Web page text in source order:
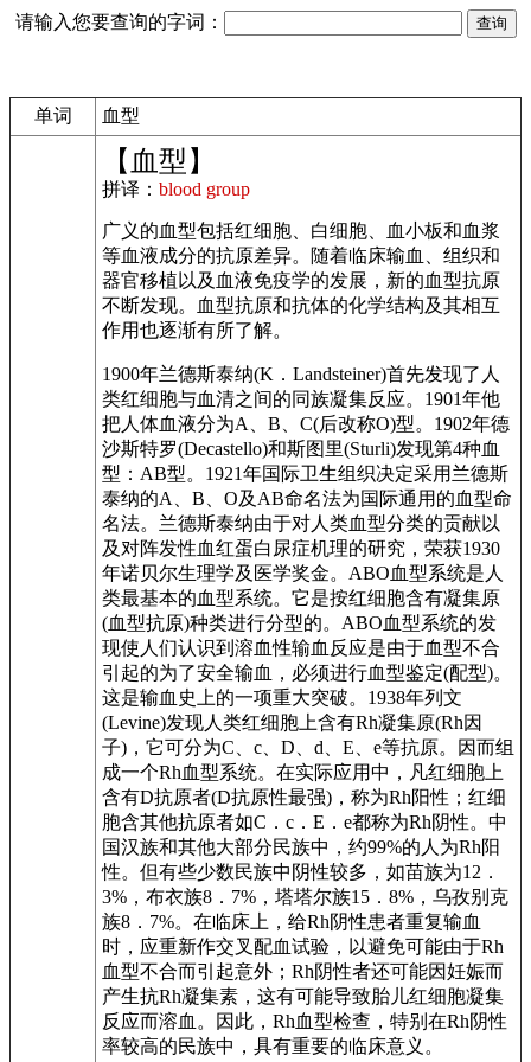
请输入您要查询的字词：
单词 血型
【血型】
拼译： blood group
广义的血型包括红细胞、白细胞、血小板和血浆
等血液成分的抗原差异。随着临床输血、组织和
器官移植以及血液免疫学的发展，新的血型抗原
不断发现。血型抗原和抗体的化学结构及其相互
作用也逐渐有所了解。
1900年兰德斯泰纳(K．Landsteiner)首先发现了人
类红细胞与血清之间的同族凝集反应。1901年他
把人体血液分为A、B、C(后改称O)型。1902年德
沙斯特罗(Decastello)和斯图里(Sturli)发现第4种血
型：AB型。1921年国际卫生组织决定采用兰德斯
泰纳的A、B、O及AB命名法为国际通用的血型命
名法。兰德斯泰纳由于对人类血型分类的贡献以
及对阵发性血红蛋白尿症机理的研究，荣获1930
年诺贝尔生理学及医学奖金。ABO血型系统是人
类最基本的血型系统。它是按红细胞含有凝集原
(血型抗原)种类进行分型的。ABO血型系统的发
现使人们认识到溶血性输血反应是由于血型不合
引起的为了安全输血，必须进行血型鉴定(配型)。
这是输血史上的一项重大突破。1938年列文
(Levine)发现人类红细胞上含有Rh凝集原(Rh因
子)，它可分为C、c、D、d、E、e等抗原。因而组
成一个Rh血型系统。在实际应用中，凡红细胞上
含有D抗原者(D抗原性最强)，称为Rh阳性；红细
胞含其他抗原者如C．c．E．e都称为Rh阴性。中
国汉族和其他大部分民族中，约99%的人为Rh阳
性。但有些少数民族中阴性较多，如苗族为12．
3%，布衣族8．7%，塔塔尔族15．8%，乌孜别克
族8．7%。在临床上，给Rh阴性患者重复输血
时，应重新作交叉配血试验，以避免可能由于Rh
血型不合而引起意外；Rh阴性者还可能因妊娠而
产生抗Rh凝集素，这有可能导致胎儿红细胞凝集
反应而溶血。因此，Rh血型检查，特别在Rh阴性
率较高的民族中，具有重要的临床意义。